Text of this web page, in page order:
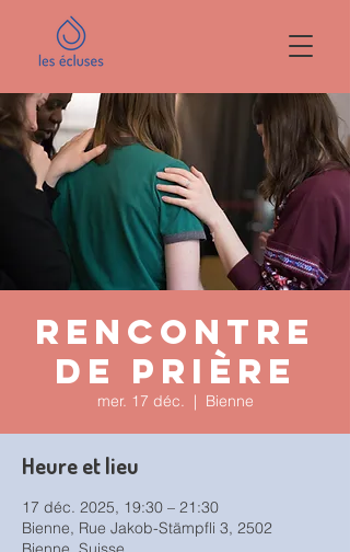
Rencontre
de prière
mer. 17 déc.
  |
Bienne
Heure et lieu
17 déc. 2025, 19:30 – 21:30
Bienne, Rue Jakob-Stämpfli 3, 2502